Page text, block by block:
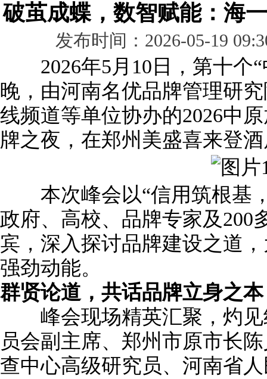
破茧成蝶，数智赋能：海
发布时间：2026-05-19
2026年5月10日，第十个“
晚，由河南名优品牌管理研
线频道等单位协办的2026中
牌之夜，在郑州美盛喜来登
本次峰会以“信用筑根基
政府、高校、品牌专家及200
宾，深入探讨品牌建设之道
强劲动能。
群贤论道，共话品牌立身之本
峰会现场精英汇聚，灼见
员会副主席、郑州市原市长
查中心高级研究员、河南省